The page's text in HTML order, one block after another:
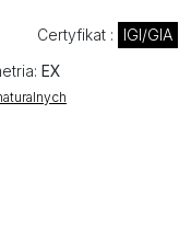
Certyfikat :
IGI/GIA
EX